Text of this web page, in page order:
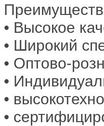
• Высокое
• Широкий
• Оптово-
•
•
•